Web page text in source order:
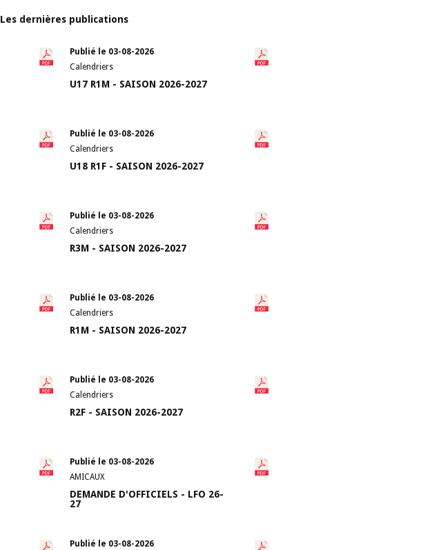
Les dernières publications
Publié le 03-08-2026
Calendriers
U17 R1M - SAISON 2026-2027
Publié le 03-08-2026
Calendriers
U18 R1F - SAISON 2026-2027
Publié le 03-08-2026
Calendriers
R3M - SAISON 2026-2027
Publié le 03-08-2026
Calendriers
R1M - SAISON 2026-2027
Publié le 03-08-2026
Calendriers
R2F - SAISON 2026-2027
Publié le 03-08-2026
AMICAUX
DEMANDE D'OFFICIELS - LFO 26-
27
Publié le 03-08-2026